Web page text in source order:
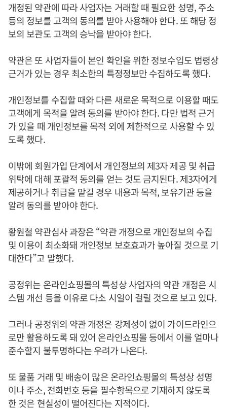
개정된 약관에 따라 사업자는 거래할 때 필요한 성명, 주소
등의 정보를 고객의 동의를 받아 사용해야 한다. 또 해당 정
보의 보관도 고객의 승낙을 받아야 한다.
약관은 또 사업자들이 본인 확인을 위한 정보수입도 법령상
근거가 있는 경우 최소한의 특정정보만 수집하도록 했다.
개인정보를 수집할 때와 다른 새로운 목적으로 이용할 때도
고객에게 목적을 알려 동의를 받아야 한다. 다만 법적 근거
가 있을 때 개인정보를 목적 외에 제한적으로 사용할 수 있
도록 했다.
이밖에 회원가입 단계에서 개인정보의 제3자 제공 및 취급
위탁에 대해 포괄적 동의를 얻는 것도 금지된다. 제3자에게
제공하거나 취급을 맡길 경우 내용과 목적, 보유기관 등을
알려 동의를 받아야 한다.
황원철 약관심사 과장은 “약관 개정으로 개인정보의 수집
및 이용이 최소화돼 개인정보 보호효과가 높아질 것으로 기
대한다”고 말했다.
공정위는 온라인쇼핑몰의 특성상 사업자의 약관 개정은 시
스템 개선 등을 이유로 다소 시일이 걸릴 것으로 보고 있다.
그러나 공정위의 약관 개정은 강제성이 없이 가이드라인으
로만 활용하도록 돼 있어 온라인쇼핑몰 등에서 이를 얼마나
준수할지 불투명하다는 우려가 나온다.
또 물품 거래 및 배송이 많은 온라인쇼핑몰의 특성상 성명
이나 주소, 전화번호 등을 필수항목으로 기재하지 않도록
한 것은 현실성이 떨어진다는 지적이다.